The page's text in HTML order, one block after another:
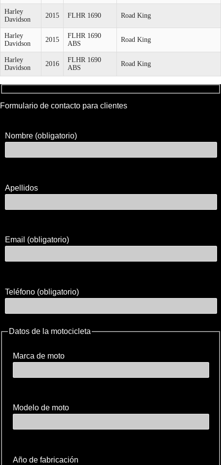
Harley
Davidson
2015 FLHR 1690 Road King
Harley
Davidson
2015
FLHR 1690
ABS
Road King
Harley
Davidson
2016
FLHR 1690
ABS
Road King
Formulario de contacto para clientes
Nombre (obligatorio)
Apellidos
Email (obligatorio)
Teléfono (obligatorio)
Datos de la motocicleta
Marca de moto
Modelo de moto
Año de fabricación